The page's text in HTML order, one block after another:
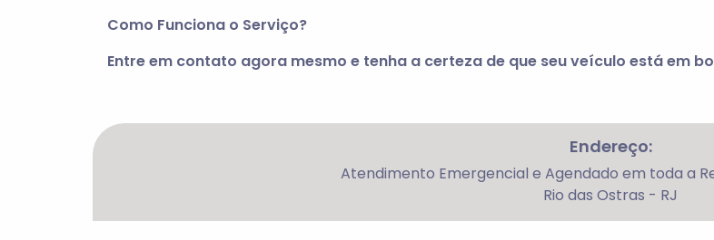
Como Funciona o Serviço?
Entre em contato agora mesmo e tenha a certeza de que seu veículo está em
Endereço:
Atendimento Emergencial e Agendado em toda a
Rio das Ostras - RJ